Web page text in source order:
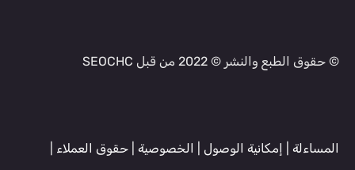
© حقوق الطبع والنشر © 2022 من قبل SEOCHC
المساءلة إمكانية الوصول الخصوصية حقوق العملاء